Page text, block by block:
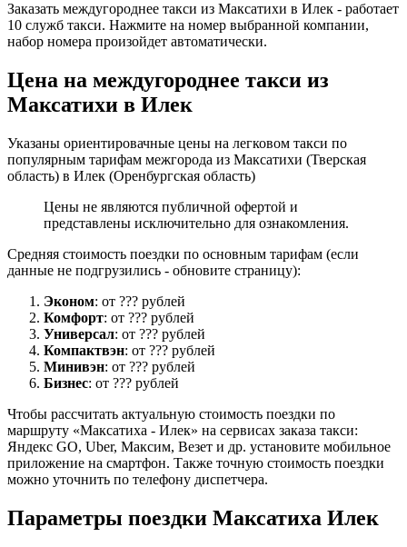
Заказать междугороднее такси из Максатихи в Илек - работает
10 служб такси. Нажмите на номер выбранной компании,
набор номера произойдет автоматически.
Цена на междугороднее такси из
Максатихи в Илек
Указаны ориентировачные цены на легковом такси по
популярным тарифам межгорода из Максатихи (Тверская
область) в Илек (Оренбургская область)
Цены не являются публичной офертой и
представлены исключительно для ознакомления.
Средняя стоимость поездки по основным тарифам (если
данные не подгрузились - обновите страницу):
Эконом: от ??? рублей
Комфорт: от ??? рублей
Универсал: от ??? рублей
Компактвэн: от ??? рублей
Минивэн: от ??? рублей
Бизнес: от ??? рублей
Чтобы рассчитать актуальную стоимость поездки по
маршруту «Максатиха - Илек» на сервисах заказа такси:
Яндекс GO, Uber, Максим, Везет и др. установите мобильное
приложение на смартфон. Также точную стоимость поездки
можно уточнить по телефону диспетчера.
Параметры поездки Максатиха Илек